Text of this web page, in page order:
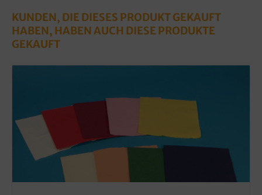
KUNDEN, DIE DIESES PRODUKT GEKAUFT
HABEN, HABEN AUCH DIESE PRODUKTE
GEKAUFT